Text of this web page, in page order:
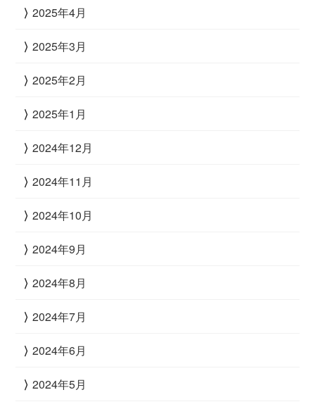
2025年4月
2025年3月
2025年2月
2025年1月
2024年12月
2024年11月
2024年10月
2024年9月
2024年8月
2024年7月
2024年6月
2024年5月